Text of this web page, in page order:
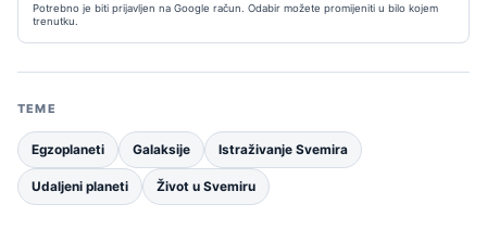
Potrebno je biti prijavljen na Google račun. Odabir možete promijeniti u bilo kojem
trenutku.
TEME
Egzoplaneti Galaksije Istraživanje Svemira
Udaljeni planeti Život u Svemiru